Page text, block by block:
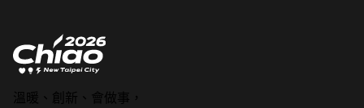
溫暖、創新、會做事，